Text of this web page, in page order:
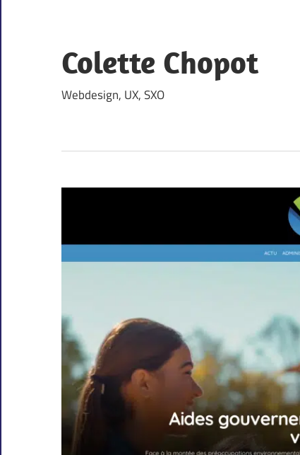
content
Colette Chopot
Webdesign, UX, SXO